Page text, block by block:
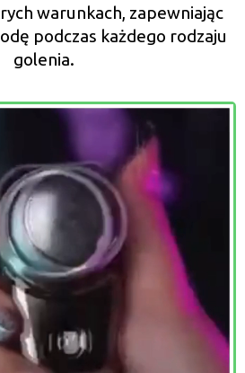
warunkach, zapewniając
podczas każdego rodzaju
golenia.